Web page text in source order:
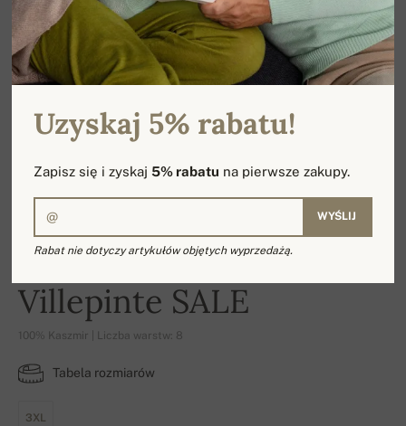
Villepinte SALE
100% Kaszmir | Liczba warstw: 8
Tabela rozmiarów
3XL
Uzyskaj 5% rabatu!
Zapisz się i zyskaj5% rabatu na pierwsze zakupy.
WYŚLIJ
Rabat nie dotyczy artykułów objętych wyprzedażą.